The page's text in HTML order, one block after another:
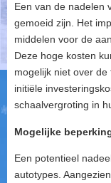
Een van de nadelen
gemoeid zijn. Het
middelen voor de
Deze hoge kosten
mogelijk niet over
initiële
schaalvergroting in
Mogelijke
Een potentieel
autotypes.